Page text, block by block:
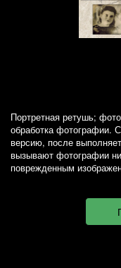
Портретная ретушь;
обработка фотографии.
версию, после
вызывают фотографии
поврежденным